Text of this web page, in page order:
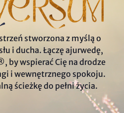
stworzona z myślą o
i ducha. Łączę ajurwedę,
by wspierać Cię na drodze
i wewnętrznego spokoju.
ścieżkę do pełni życia.